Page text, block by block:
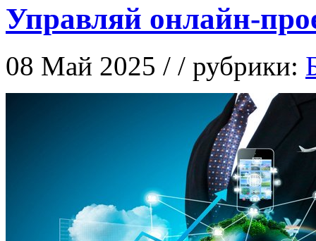
Управляй онлайн-
08 Май 2025 / / рубрики: